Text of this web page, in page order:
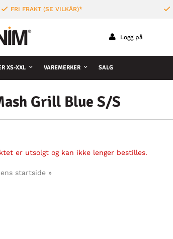
FRI FRAKT (SE VILKÅR)*
Logg på
XS-XXL VAREMERKER SALG
Grill Blue S/S
er utsolgt og kan ikke lenger bestilles.
startside »